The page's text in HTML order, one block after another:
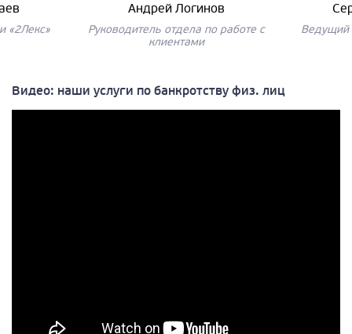
«2Лекс»
Андрей Логинов
Руководитель отдела по работе с
клиентами
Ведущий
Видео: наши услуги по банкротству физ. лиц